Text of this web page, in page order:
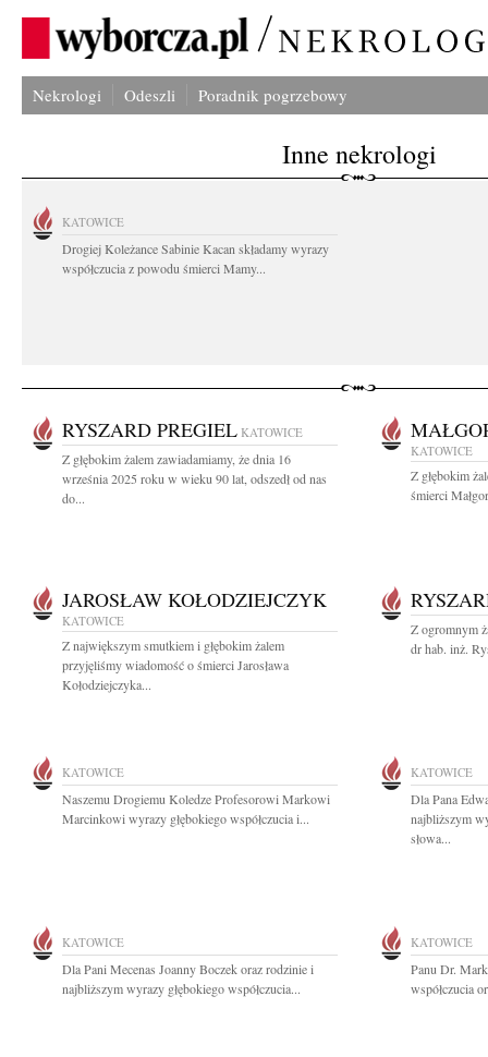
Nekrologi Odeszli Poradnik pogrzebowy
Inne nekrologi
KATOWICE
Drogiej Koleżance Sabinie Kacan składamy wyrazy
współczucia z powodu śmierci Mamy...
RYSZARD PREGIEL KATOWICE
Z głębokim żalem zawiadamiamy, że dnia 16
września 2025 roku w wieku 90 lat, odszedł od nas
do...
KATOWICE
Z głębokim
śmierci
JAROSŁAW KOŁODZIEJCZYK
KATOWICE
Z największym smutkiem i głębokim żalem
przyjęliśmy wiadomość o śmierci Jarosława
Kołodziejczyka...
Z ogromnym
dr hab. inż.
KATOWICE
Naszemu Drogiemu Koledze Profesorowi Markowi
Marcinkowi wyrazy głębokiego współczucia i...
KATOWICE
Dla Pana
najbliższym
słowa...
KATOWICE
Dla Pani Mecenas Joanny Boczek oraz rodzinie i
najbliższym wyrazy głębokiego współczucia...
KATOWICE
Panu Dr.
współczucia